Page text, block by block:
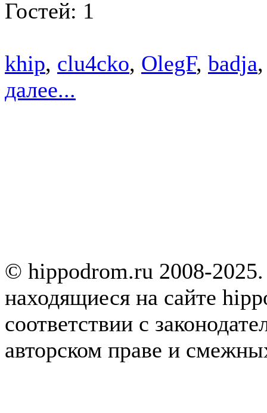
Гостей: 1
khip, clu4cko, OlegF, badja
далее...
© hippodrom.ru 2008-
находящиеся на сайте
соответствии с
авторском праве и